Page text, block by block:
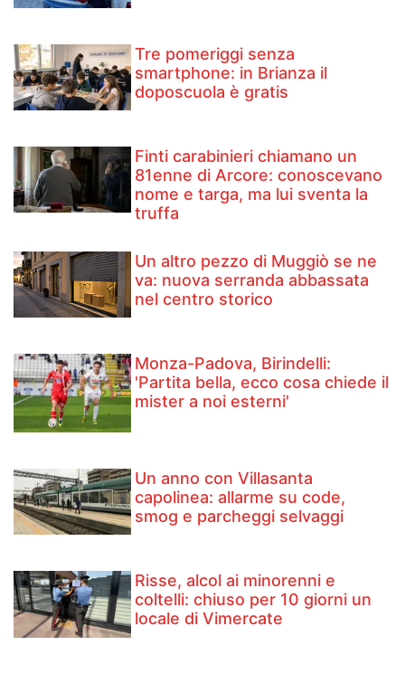
Tre pomeriggi senza
smartphone: in Brianza il
doposcuola è gratis
Finti carabinieri chiamano un
81enne di Arcore: conoscevano
nome e targa, ma lui sventa la
truffa
Un altro pezzo di Muggiò se ne
va: nuova serranda abbassata
nel centro storico
Monza-Padova, Birindelli:
'Partita bella, ecco cosa chiede il
mister a noi esterni'
Un anno con Villasanta
capolinea: allarme su code,
smog e parcheggi selvaggi
Risse, alcol ai minorenni e
coltelli: chiuso per 10 giorni un
locale di Vimercate